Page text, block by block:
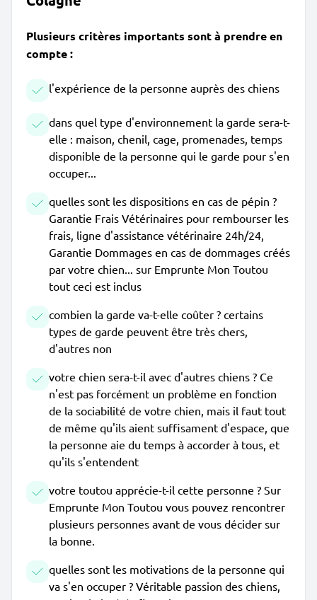
Plusieurs critères importants sont à prendre en
compte :
l'expérience de la personne auprès des chiens
dans quel type d'environnement la garde sera-t-
elle : maison, chenil, cage, promenades, temps
disponible de la personne qui le garde pour s'en
occuper...
quelles sont les dispositions en cas de pépin ?
Garantie Frais Vétérinaires pour rembourser les
frais, ligne d'assistance vétérinaire 24h/24,
Garantie Dommages en cas de dommages créés
par votre chien... sur Emprunte Mon Toutou
tout ceci est inclus
combien la garde va-t-elle coûter ? certains
types de garde peuvent être très chers,
d'autres non
votre chien sera-t-il avec d'autres chiens ? Ce
n'est pas forcément un problème en fonction
de la sociabilité de votre chien, mais il faut tout
de même qu'ils aient suffisament d'espace, que
la personne aie du temps à accorder à tous, et
qu'ils s'entendent
votre toutou apprécie-t-il cette personne ? Sur
Emprunte Mon Toutou vous pouvez rencontrer
plusieurs personnes avant de vous décider sur
la bonne.
quelles sont les motivations de la personne qui
va s'en occuper ? Véritable passion des chiens,